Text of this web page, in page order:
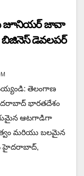
జూనియర్ జావా
బిజినెస్ డెవలపర్
తెలంగాణ
భారతదేశం
ఆటగాడిగా
మరియు బలమైన
హైదరాబాద్,